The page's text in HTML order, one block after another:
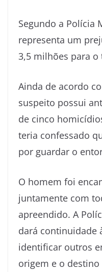
Segundo a Polícia
representa um
3,5 milhões para
Ainda de acordo
suspeito possui
de cinco
teria confessado
por guardar o
O homem foi
juntamente com
apreendido. A
dará continuidade
identificar outros
origem e o destino